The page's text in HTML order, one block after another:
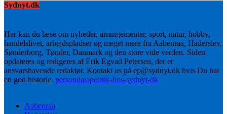
Sydnyt.dk
Her kan du læse om nyheder, arrangementer, sport, natur, hobby,
handelslivet, arbejdspladser og meget mere fra Aabenraa, Haderslev,
Sønderborg, Tønder, Danmark og den store vide verden. Siden
opdateres og redigeres af Erik Egvad Petersen, der er
ansvarshavende redaktør. Kontakt os på ep@sydnyt.dk hvis Du har
en god historie. persondatapolitik-hos-sydnyt-dk
Aabenraa